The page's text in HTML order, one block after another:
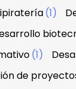
(1)
(1)
de